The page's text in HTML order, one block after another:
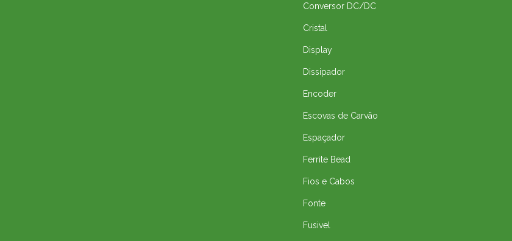
Conversor DC/DC
Cristal
Display
Dissipador
Encoder
Escovas de Carvão
Espaçador
Ferrite Bead
Fios e Cabos
Fonte
Fusivel